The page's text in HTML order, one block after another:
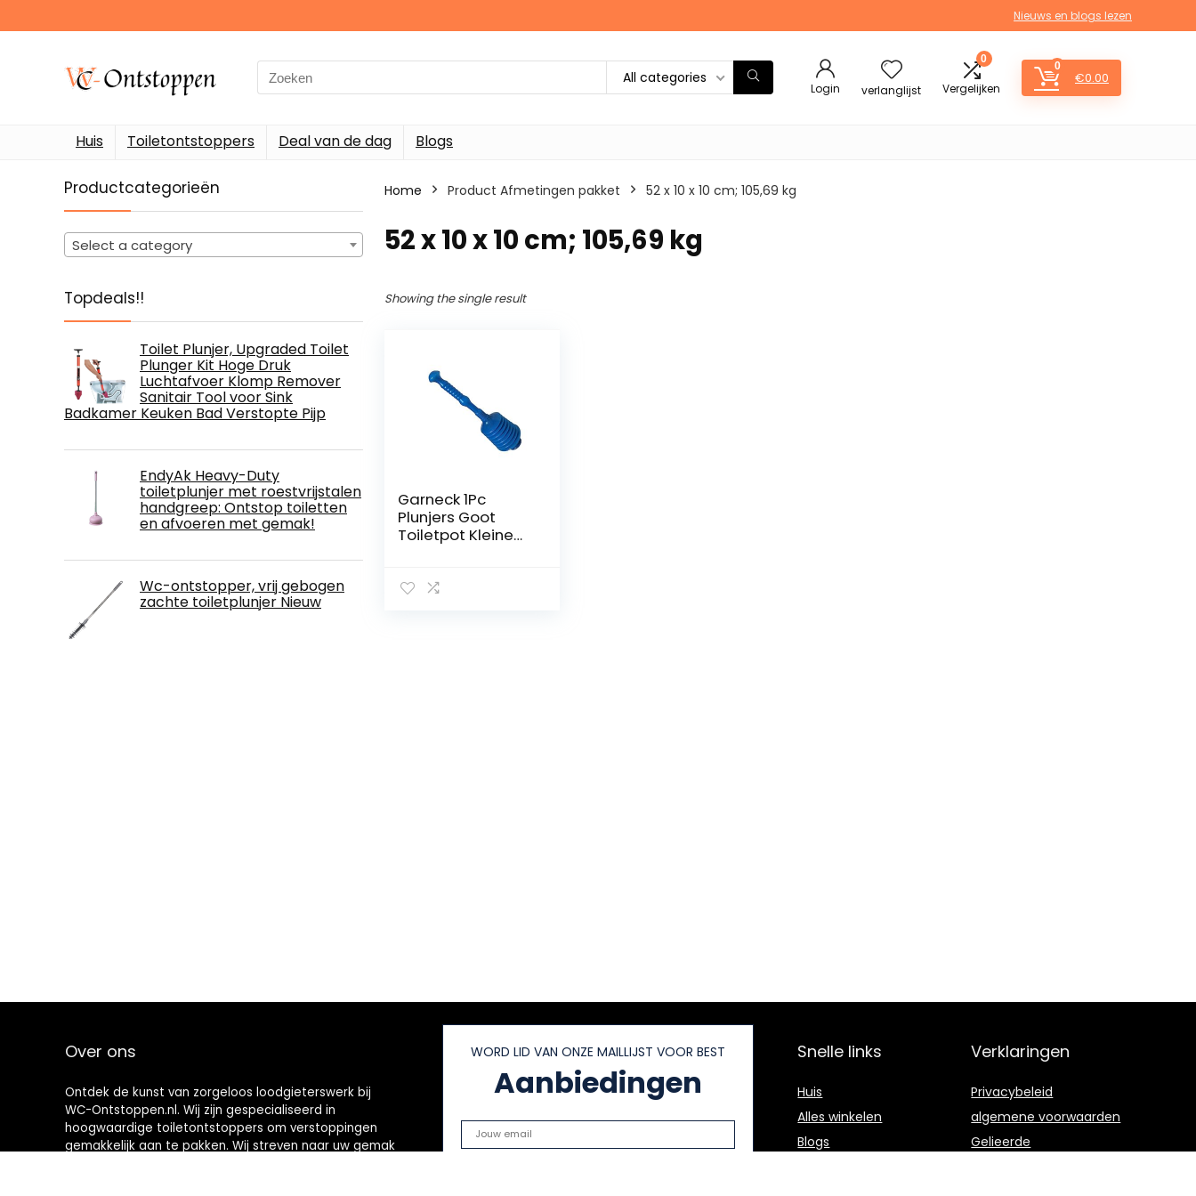
Nieuws en blogs lezen
Search
for:
All categories
Login verlanglijst
0
Vergelijken
0
€0.00
Huis Toiletontstoppers Deal van de dag Blogs
Productcategorieën
Select a category
Topdeals!!
Toilet Plunjer, Upgraded Toilet
Plunger Kit Hoge Druk
Luchtafvoer Klomp Remover
Sanitair Tool voor Sink
Badkamer Keuken Bad Verstopte Pijp
EndyAk Heavy-Duty
toiletplunjer met roestvrijstalen
handgreep: Ontstop toiletten
en afvoeren met gemak!
Wc-ontstopper, vrij gebogen
zachte toiletplunjer Nieuw
Home Product Afmetingen pakket ‎52 x 10 x 10 cm; 105,69 kg
‎52 x 10 x 10 cm; 105,69 kg
Showing the single result
Garneck 1Pc
Plunjers Goot
Toiletpot Kleine
Plunjer Afvoer
Over ons
Ontdek de kunst van zorgeloos loodgieterswerk bij
WC-Ontstoppen.nl. Wij zijn gespecialiseerd in
hoogwaardige toiletontstoppers om verstoppingen
gemakkelijk aan te pakken. Wij streven naar uw gemak
WORD LID VAN ONZE MAILLIJST VOOR BEST
Aanbiedingen
Snelle links
Huis
Alles winkelen
Blogs
Verklaringen
Privacybeleid
algemene voorwaarden
Gelieerde
openbaarmaking